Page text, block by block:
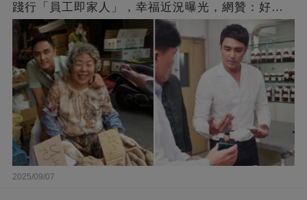
踐行「員工即家人」，幸福近況曝光，網贊：好老
闆的福報
2025/09/07